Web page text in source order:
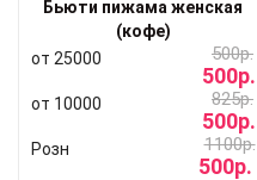
Бьюти пижама женская
(кофе)
от 25000
500р.
500р.
от 10000 825р.
500р.
Розн 1100р.
500р.